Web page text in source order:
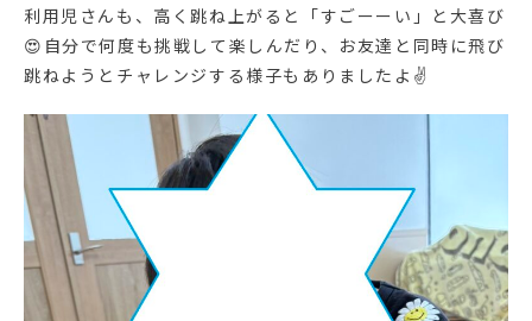
利用児さんも、高く跳ね上がると「すごーーい」と大喜び
😍自分で何度も挑戦して楽しんだり、お友達と同時に飛び
跳ねようとチャレンジする様子もありましたよ✌️